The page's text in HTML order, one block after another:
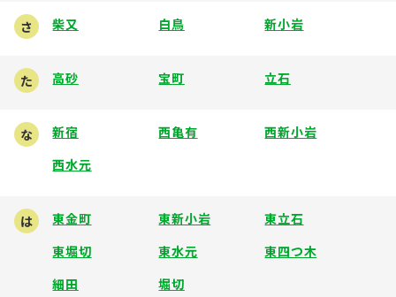
さ 柴又 白鳥 新小岩
た 高砂 宝町 立石
な 新宿 西亀有
西新小岩
西水元
は 東金町 東新小岩
東立石
東堀切
東水元
東四つ木
細田
堀切